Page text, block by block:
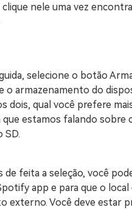
nele uma vez
selecione o botão
o armazenamento do
dois, qual você prefere
que estamos falando
SD.
de feita a seleção, você
app e para que o
externo. Você deve estar